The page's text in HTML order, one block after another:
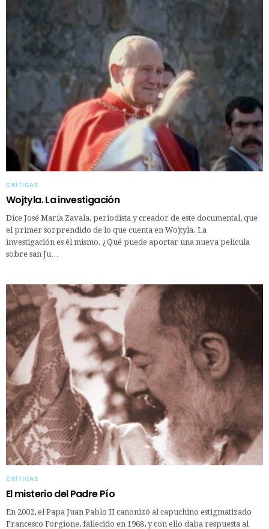
CRÍTICAS
Wojtyla. La investigación
Dice José María Zavala, periodista y creador de este documental, que
el primer sorprendido de lo que cuenta en Wojtyla. La
investigación es él mismo. ¿Qué puede aportar una nueva película
sobre san Ju…
CRÍTICAS
El misterio del Padre Pío
En 2002, el Papa Juan Pablo II canonizó al capuchino estigmatizado
Francesco Forgione, fallecido en 1968, y con ello daba respuesta al